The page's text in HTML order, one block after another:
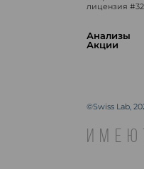
лицензия
Анализы
Акции
©Swiss Lab,